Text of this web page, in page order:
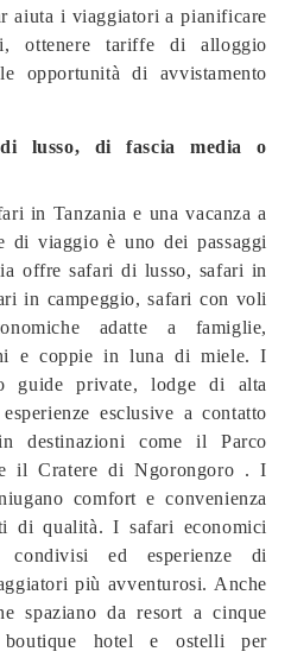
aiuta i viaggiatori a pianificare
ottenere tariffe di alloggio
opportunità di avvistamento
lusso, di fascia media o
in Tanzania e una vacanza a
di viaggio è uno dei passaggi
offre safari di lusso, safari in
in campeggio, safari con voli
adatte a famiglie,
e coppie in luna di miele. I
guide private, lodge di alta
esclusive a contatto
destinazioni come il Parco
il Cratere di Ngorongoro . I
comfort e convenienza
di qualità. I safari economici
ed esperienze di
più avventurosi. Anche
spaziano da resort a cinque
hotel e ostelli per